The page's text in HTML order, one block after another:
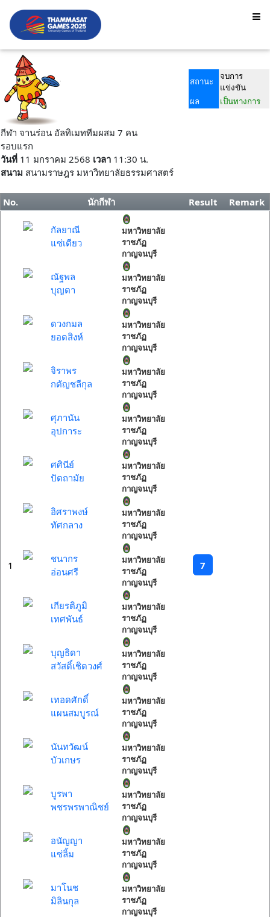
สถานะ
จบการ
แข่งขัน
ผล
เป็นทางการ
กีฬา จานร่อน อัลทิเมททีมผสม 7 คน
รอบแรก
วันที่ 11 มกราคม 2568 เวลา 11:30 น.
สนาม สนามราษฎร มหาวิทยาลัยธรรมศาสตร์
No. นักกีฬา Result Remark
1
กัลยาณี
แซ่เตียว
มหาวิทยาลัย
ราชภัฏ
กาญจนบุรี
ณัฐพล
บุญตา
มหาวิทยาลัย
ราชภัฏ
กาญจนบุรี
ดวงกมล
ยอดสิงห์
มหาวิทยาลัย
ราชภัฏ
กาญจนบุรี
จิราพร
กตัญชลีกุล
มหาวิทยาลัย
ราชภัฏ
กาญจนบุรี
ศุภานัน
อุปการะ
มหาวิทยาลัย
ราชภัฏ
กาญจนบุรี
ศศินีย์
ปัตถามัย
มหาวิทยาลัย
ราชภัฏ
กาญจนบุรี
อิศราพงษ์
ทัศกลาง
มหาวิทยาลัย
ราชภัฏ
กาญจนบุรี
ชนากร
อ่อนศรี
มหาวิทยาลัย
ราชภัฏ
กาญจนบุรี
เกียรติภูมิ
เทศพันธ์
มหาวิทยาลัย
ราชภัฏ
กาญจนบุรี
บุญธิดา
สวัสดิ์เชิดวงศ์
มหาวิทยาลัย
ราชภัฏ
กาญจนบุรี
เทอดศักดิ์
แผนสมบูรณ์
มหาวิทยาลัย
ราชภัฏ
กาญจนบุรี
นันทวัฒน์
บัวเกษร
มหาวิทยาลัย
ราชภัฏ
กาญจนบุรี
บูรพา
พชรพรพาณิชย์
มหาวิทยาลัย
ราชภัฏ
กาญจนบุรี
อนัญญา
แซ่ลิ้ม
มหาวิทยาลัย
ราชภัฏ
กาญจนบุรี
มาโนช
มิลินกุล
มหาวิทยาลัย
ราชภัฏ
กาญจนบุรี
7